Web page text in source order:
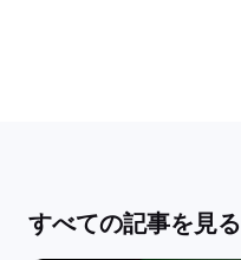
すべての記事を見る